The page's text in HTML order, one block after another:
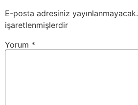
E-posta adresiniz yayınlanmayacak.
işaretlenmişlerdir
Yorum *